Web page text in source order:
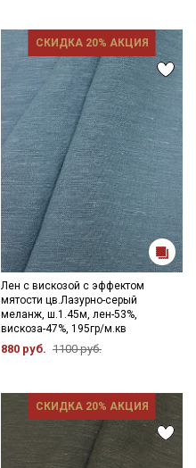
СКИДКА 20% АКЦИЯ
Лен с вискозой с эффектом
мятости цв.Лазурно-серый
меланж, ш.1.45м, лен-53%,
вискоза-47%, 195гр/м.кв
880 руб. 1100 руб.
СКИДКА 20% АКЦИЯ